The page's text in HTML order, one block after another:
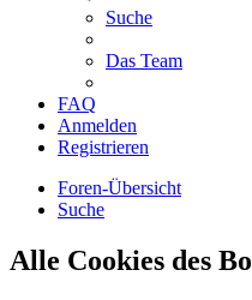
Suche
Das Team
FAQ
Anmelden
Registrieren
Foren-Übersicht
Suche
Alle Cookies des